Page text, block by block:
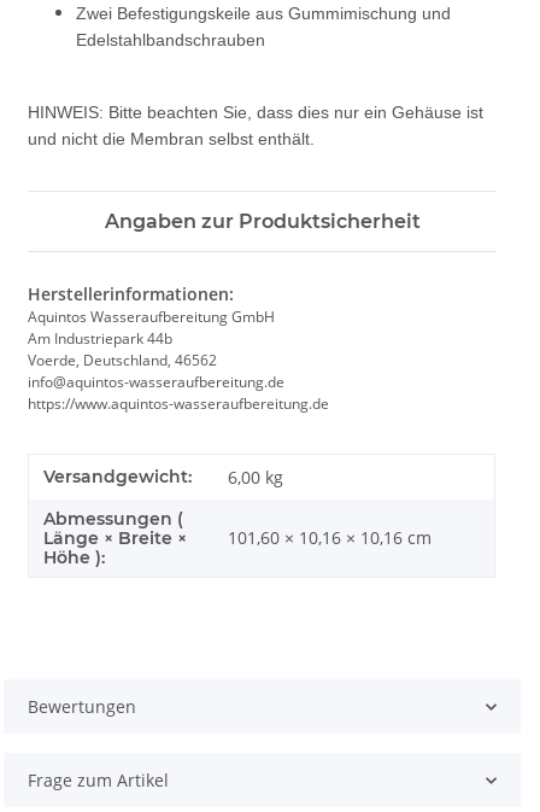
Zwei Befestigungskeile aus Gummimischung und
Edelstahlbandschrauben
HINWEIS: Bitte beachten Sie, dass dies nur ein Gehäuse ist
und nicht die Membran selbst enthält.
Angaben zur Produktsicherheit
Herstellerinformationen:
Aquintos Wasseraufbereitung GmbH
Am Industriepark 44b
Voerde, Deutschland, 46562
info@aquintos-wasseraufbereitung.de
https://www.aquintos-wasseraufbereitung.de
Versandgewicht: 6,00 kg
Abmessungen (
Länge × Breite ×
Höhe ):
101,60 × 10,16 × 10,16 cm
Bewertungen
Frage zum Artikel